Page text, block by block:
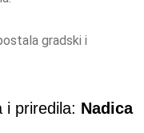
gradski i
i priredila: Nadica